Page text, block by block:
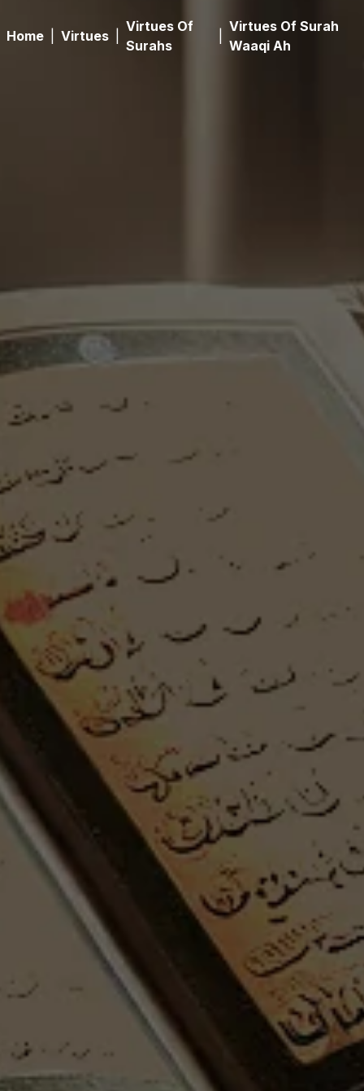
Home Virtues
Virtues Of
Surahs
Virtues Of Surah
Waaqi Ah